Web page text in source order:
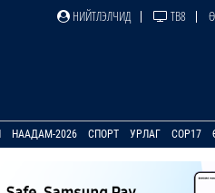
НИЙТЛЭЛЧИД ТВ8
НААДАМ-2026 СПОРТ УРЛАГ COP17